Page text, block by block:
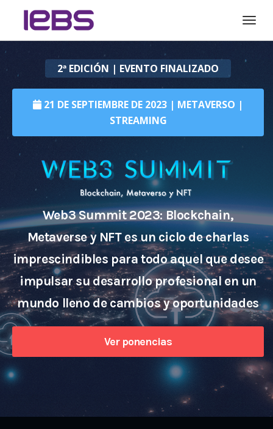
2ª EDICIÓN | EVENTO FINALIZADO
21 DE SEPTIEMBRE DE 2023 | METAVERSO |
STREAMING
Web3 Summit 2023: Blockchain,
Metaverse y NFT es un ciclo de charlas
imprescindibles para todo aquel que desee
impulsar su desarrollo profesional en un
mundo lleno de cambios y oportunidades
Ver ponencias